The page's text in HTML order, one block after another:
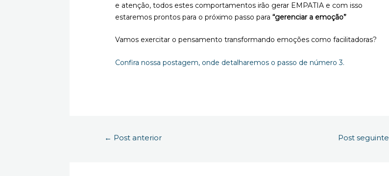
e atenção, todos estes comportamentos irão gerar EMPATIA e com isso
estaremos prontos para o próximo passo para“gerenciar a emoção”
Vamos exercitar o pensamento transformando emoções como facilitadoras?
Confira nossa postagem, onde detalharemos o passo de número 3.
Navegação
← Post anterior Post seguinte